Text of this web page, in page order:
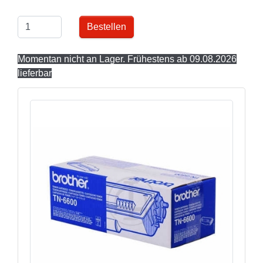
Bestellen
Momentan nicht an Lager. Frühestens ab 09.08.2026
lieferbar